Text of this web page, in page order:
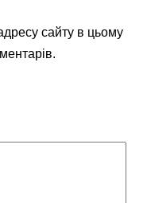
сайту в цьому